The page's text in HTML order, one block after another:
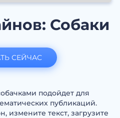
Собаки
подойдет для
публикаций.
измените текст, загрузите
СЕЙЧАС